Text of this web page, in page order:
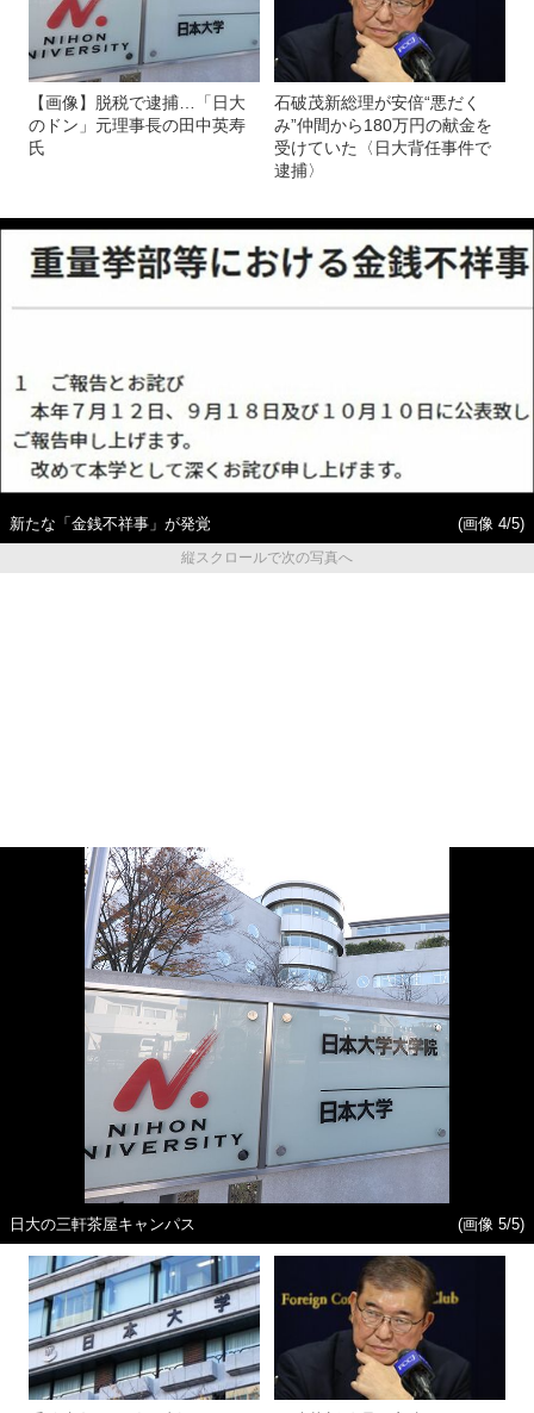
【画像】脱税で逮捕…「日大
のドン」元理事長の田中英寿
氏
石破茂新総理が安倍“悪だく
み”仲間から180万円の献金を
受けていた〈日大背任事件で
逮捕〉
新たな「金銭不祥事」が発覚
(画像 4/5)
縦スクロールで次の写真へ
日大の三軒茶屋キャンパス (画像 5/5)